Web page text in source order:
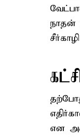
நாதன்
என